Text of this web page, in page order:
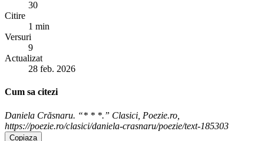
30
Citire
1 min
Versuri
9
Actualizat
28 feb. 2026
Cum sa citezi
Daniela Crăsnaru. “* * *.” Clasici, Poezie.ro,
https://poezie.ro/clasici/daniela-crasnaru/poezie/text-185303
Copiaza